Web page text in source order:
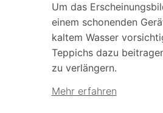
Um das
einem schonenden
kaltem Wasser
Teppichs dazu
zu verlängern.
Mehr erfahren